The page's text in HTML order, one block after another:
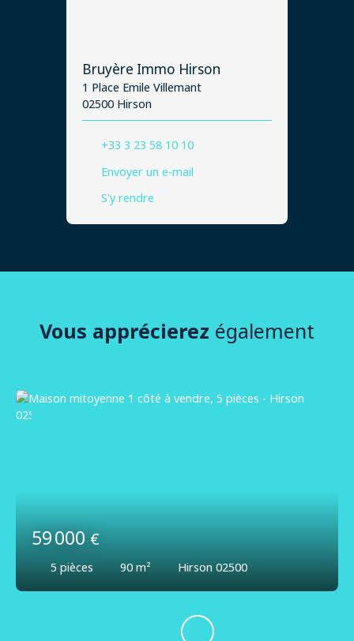
Bruyère Immo Hirson
1 Place Emile Villemant
02500 Hirson
+33 3 23 58 10 10
Envoyer un e-mail
S'y rendre
Vous apprécierez également
59 000€
5 pièces 90 m² Hirson 02500